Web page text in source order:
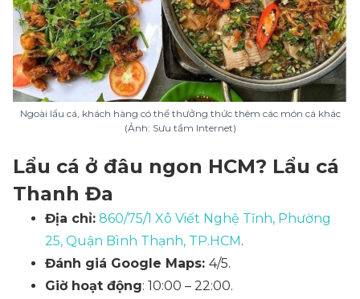
Ngoài lẩu cá, khách hàng có thể thưởng thức thêm các món cá khác
(Ảnh: Sưu tầm Internet)
Lẩu cá ở đâu ngon HCM? Lẩu cá
Thanh Đa
Địa chỉ: 860/75/1 Xô Viết Nghệ Tĩnh, Phường
25, Quận Bình Thạnh, TP.HCM.
Đánh giá Google Maps: 4/5.
Giờ hoạt động: 10:00 – 22:00.